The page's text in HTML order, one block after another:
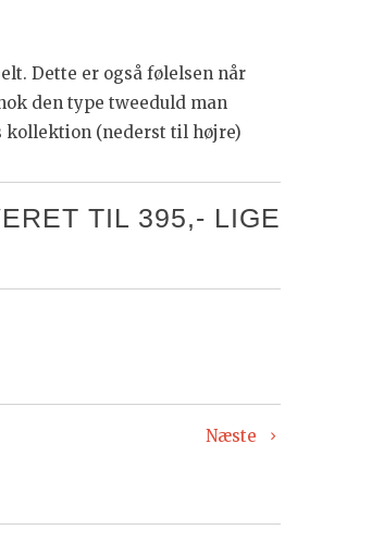
Dette er også følelsen når
den type tweeduld man
kollektion (nederst til højre)
TIL 395,- LIGE
Næste